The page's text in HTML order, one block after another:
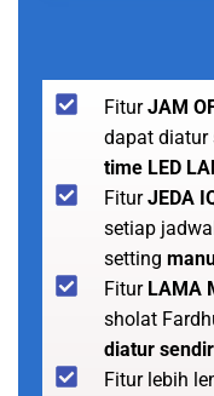
FiturJAM
dapat diatur
time LED
FiturJEDA
setiap
setting
Fitur LAMA
sholat
diatur
Fitur lebih